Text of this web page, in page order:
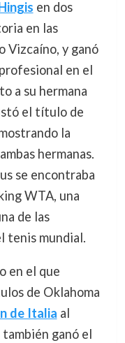
en dos
en las
Vizcaíno, y ganó
en el
a su hermana
el título de
la
hermanas.
se encontraba
WTA, una
de las
tenis mundial.
en el que
de Oklahoma
de Italia al
también ganó el